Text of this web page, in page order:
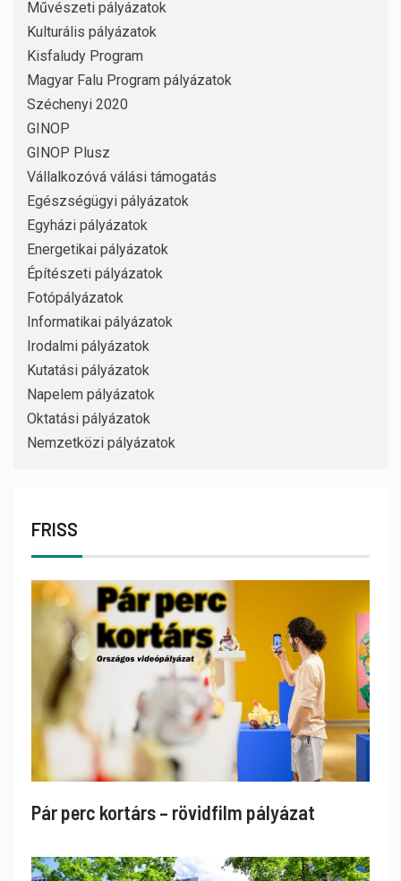
Művészeti pályázatok
Kulturális pályázatok
Kisfaludy Program
Magyar Falu Program pályázatok
Széchenyi 2020
GINOP
GINOP Plusz
Vállalkozóvá válási támogatás
Egészségügyi pályázatok
Egyházi pályázatok
Energetikai pályázatok
Építészeti pályázatok
Fotópályázatok
Informatikai pályázatok
Irodalmi pályázatok
Kutatási pályázatok
Napelem pályázatok
Oktatási pályázatok
Nemzetközi pályázatok
FRISS
Pár perc kortárs – rövidfilm pályázat